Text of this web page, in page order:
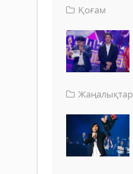
Қоғам
Жаңалықтар